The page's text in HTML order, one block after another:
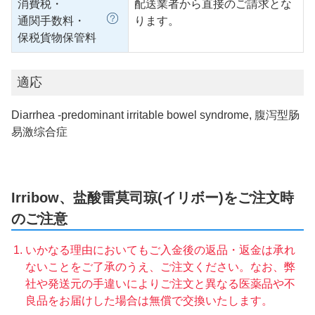
消費税・
通関手数料・
保税貨物保管料
配送業者から直接のご請求とな
ります。
適応
Diarrhea -predominant irritable bowel syndrome, 腹泻型肠
易激综合症
Irribow、盐酸雷莫司琼(イリボー)をご注文時
のご注意
いかなる理由においてもご入金後の返品・返金は承れ
ないことをご了承のうえ、ご注文ください。なお、弊
社や発送元の手違いによりご注文と異なる医薬品や不
良品をお届けした場合は無償で交換いたします。